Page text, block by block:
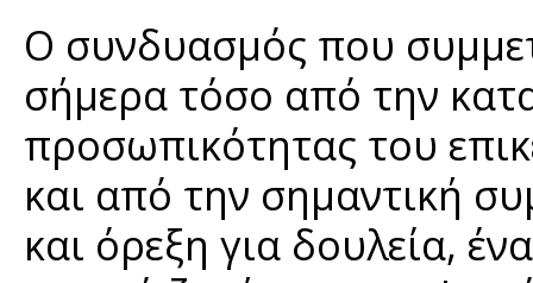
Ο συνδυασμός που
σήμερα τόσο από την
προσωπικότητας του
και από την σημαντική
και όρεξη για δουλεία,